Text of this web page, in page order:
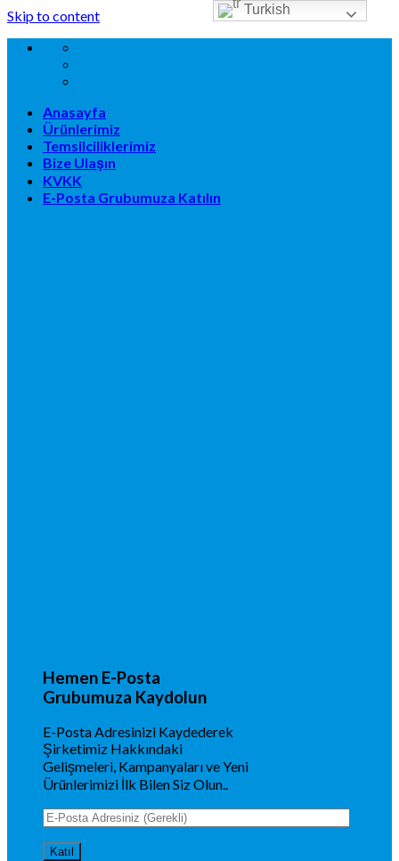
Skip to content
Anasayfa
Ürünlerimiz
Temsilciliklerimiz
Bize Ulaşın
KVKK
E-Posta Grubumuza Katılın
Hemen E-Posta
Grubumuza Kaydolun
E-Posta Adresinizi Kaydederek
Şirketimiz Hakkındaki
Gelişmeleri, Kampanyaları ve Yeni
Ürünlerimizi İlk Bilen Siz Olun..
Turkish